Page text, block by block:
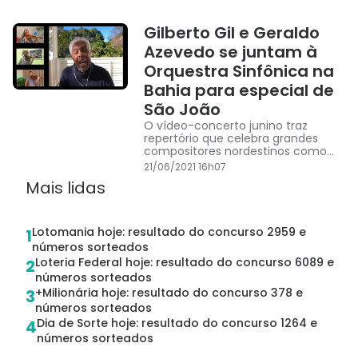
Gilberto Gil e Geraldo
Azevedo se juntam à
Orquestra Sinfônica na
Bahia para especial de
São João
O vídeo-concerto junino traz
repertório que celebra grandes
compositores nordestinos como
Luiz Gonzaga, Sivuca e
Dominguinhos. O público poderá
21/06/2021 16h07
Mais lidas
1Lotomania hoje: resultado do concurso 2959 e
números sorteados
2Loteria Federal hoje: resultado do concurso 6089 e
números sorteados
3+Milionária hoje: resultado do concurso 378 e
números sorteados
4Dia de Sorte hoje: resultado do concurso 1264 e
números sorteados